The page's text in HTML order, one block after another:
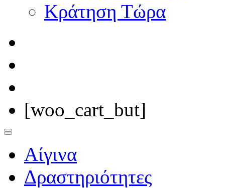
Κράτηση Τώρα
[woo_cart_but]
Αίγινα
Δραστηριότητες